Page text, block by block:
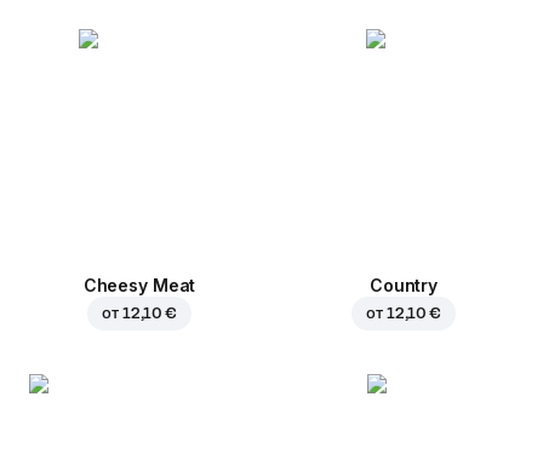
Cheesy Meat
от 12,10 €
Country
от 12,10 €